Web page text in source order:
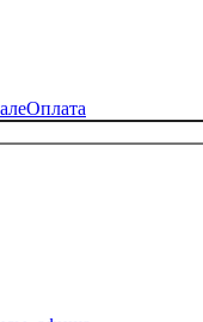
Оплата